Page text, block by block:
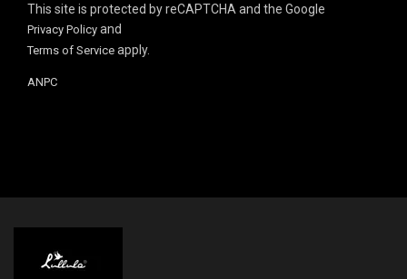
This site is protected by reCAPTCHA and the Google
Privacy Policy and
Terms of Service apply.
ANPC